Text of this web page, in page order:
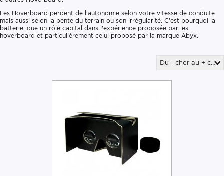
Les Hoverboard perdent de l'autonomie selon votre vitesse de conduite
mais aussi selon la pente du terrain ou son irrégularité. C'est pourquoi la
batterie joue un rôle capital dans l'expérience proposée par les
hoverboard et particulièrement celui proposé par la marque Abyx.
Du - cher au + cher